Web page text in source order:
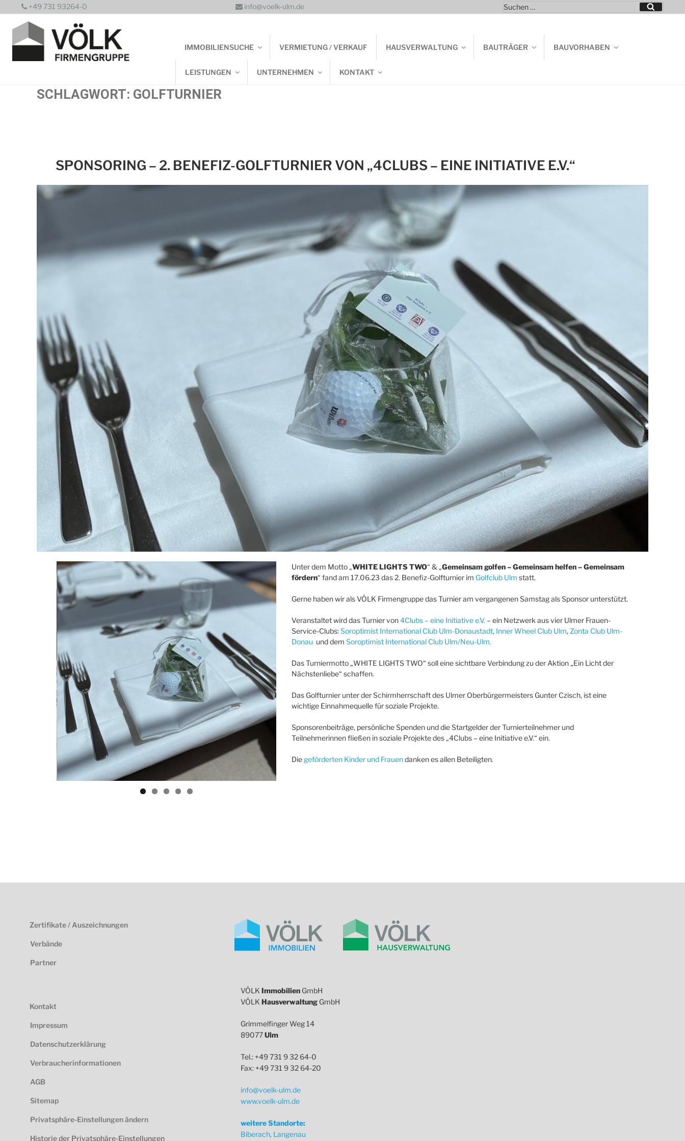
Inhalt
springen
+49 731 93264-0 info@voelk-ulm.de
Suchen
nach:
Suchen
IMMOBILIENSUCHE VERMIETUNG / VERKAUF HAUSVERWALTUNG BAUTRÄGER BAUVORHABEN
LEISTUNGEN UNTERNEHMEN KONTAKT
SCHLAGWORT: GOLFTURNIER
SPONSORING – 2. BENEFIZ-GOLFTURNIER VON „4CLUBS – EINE INITIATIVE E.V.“
Unter dem Motto „WHITE LIGHTS TWO“ & „Gemeinsam golfen – Gemeinsam helfen – Gemeinsam
fördern“ fand am 17.06.23 das 2. Benefiz-Golfturnier im Golfclub Ulm statt.
Gerne haben wir als VÖLK Firmengruppe das Turnier am vergangenen Samstag als Sponsor unterstützt.
Veranstaltet wird das Turnier von4Clubs – eine Initiative e.V. – ein Netzwerk aus vier Ulmer Frauen-
Service-Clubs:Soroptimist International Club Ulm-Donaustadt, Inner Wheel Club Ulm, Zonta Club Ulm-
Donau und dem Soroptimist International Club Ulm/Neu-Ulm.
Das Turniermotto „WHITE LIGHTS TWO“ soll eine sichtbare Verbindung zu der Aktion „Ein Licht der
Nächstenliebe“ schaffen.
Das Golfturnier unter der Schirmherrschaft des Ulmer Oberbürgermeisters Gunter Czisch, ist eine
wichtige Einnahmequelle für soziale Projekte.
Sponsorenbeiträge, persönliche Spenden und die Startgelder der Turnierteilnehmer und
Teilnehmerinnen fließen in soziale Projekte des „4Clubs – eine Initiative e.V.“ ein.
Die geförderten Kinder und Frauendanken es allen Beteiligten.
Zertifikate / Auszeichnungen
Verbände
Partner
Kontakt
Impressum
Datenschutzerklärung
Verbraucherinformationen
AGB
Sitemap
Privatsphäre-Einstellungen ändern
Historie der Privatsphäre-Einstellungen
VÖLK Immobilien GmbH
VÖLK Hausverwaltung GmbH
Grimmelfinger Weg 14
89077Ulm
Tel.: +49 731 9 32 64-0
Fax: +49 731 9 32 64-20
info@voelk-ulm.de
www.voelk-ulm.de
weitere Standorte:
Biberach, Langenau